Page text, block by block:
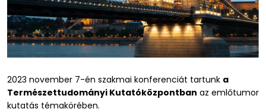
2023 november 7-én szakmai konferenciát tartunk a
Természettudományi Kutatóközpontban az emlőtumor
kutatás témakörében.